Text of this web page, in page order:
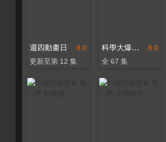
8.0
週四動畫日
更新至第 12 集
8.0
科學大爆炸 第一季
全 67 集